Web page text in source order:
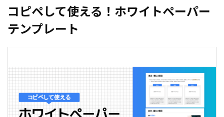
コピペして使える！ホワイトペーパー
テンプレート